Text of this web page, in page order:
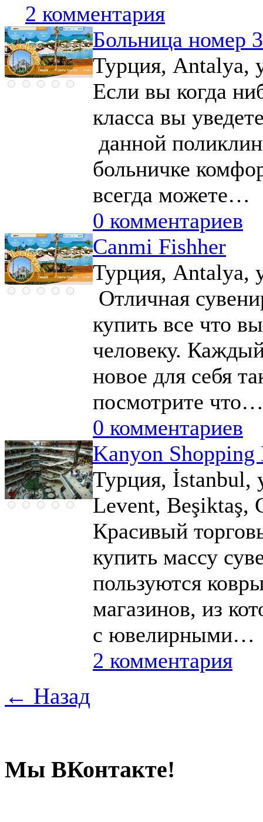
2 комментария
Больница номер 3
Турция, Antalya,
Если вы когда
класса вы
данной
больничке
всегда можете…
0 комментариев
Canmi Fishher
Турция, Antalya,
Отличная
купить все что
человеку.
новое для себя
посмотрите что…
0 комментариев
Kanyon
Турция, İstanbul,
Levent, Beşiktaş,
Красивый
купить массу
пользуются
магазинов, из
с ювелирными…
2 комментария
← Назад
Мы ВКонтакте!